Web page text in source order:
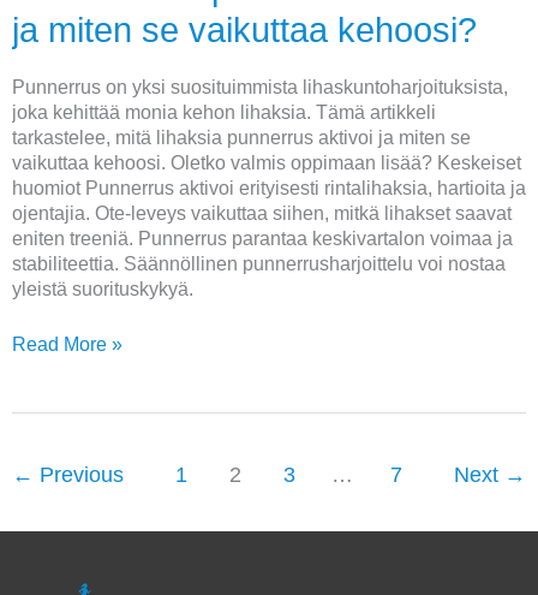
ja miten se vaikuttaa kehoosi?
Punnerrus on yksi suosituimmista lihaskuntoharjoituksista,
joka kehittää monia kehon lihaksia. Tämä artikkeli
tarkastelee, mitä lihaksia punnerrus aktivoi ja miten se
vaikuttaa kehoosi. Oletko valmis oppimaan lisää? Keskeiset
huomiot Punnerrus aktivoi erityisesti rintalihaksia, hartioita ja
ojentajia. Ote-leveys vaikuttaa siihen, mitkä lihakset saavat
eniten treeniä. Punnerrus parantaa keskivartalon voimaa ja
stabiliteettia. Säännöllinen punnerrusharjoittelu voi nostaa
yleistä suorituskykyä.
Read More »
← Previous 1 2 3 … 7 Next →